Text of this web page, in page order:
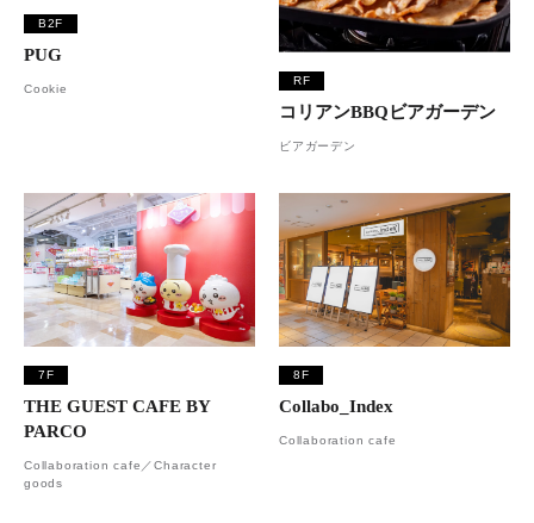
B2F
PUG
Cookie
RF
コリアンBBQビアガーデン
ビアガーデン
7F
THE GUEST CAFE BY
PARCO
Collaboration cafe／Character
goods
8F
Collabo_Index
Collaboration cafe